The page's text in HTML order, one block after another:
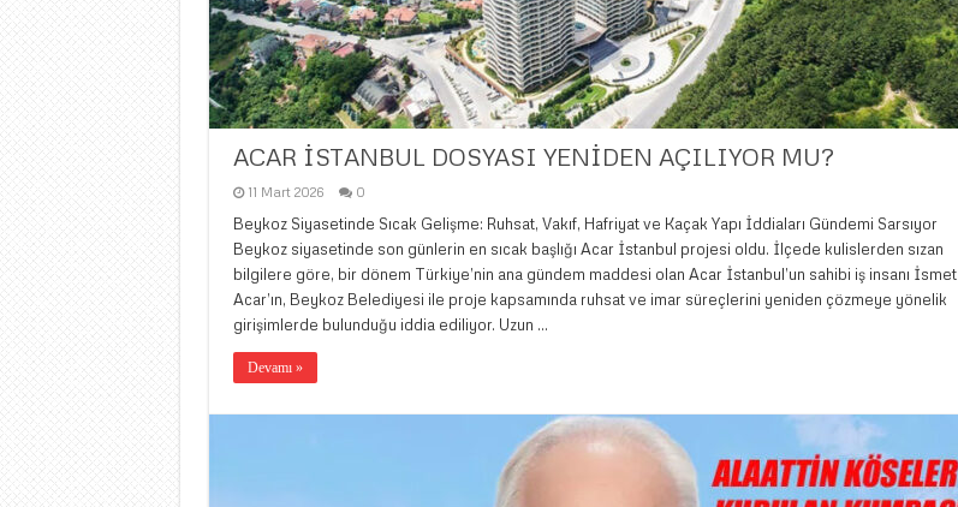
ACAR İSTANBUL DOSYASI YENİDEN AÇILIYOR MU?
11 Mart 2026 0
Beykoz Siyasetinde Sıcak Gelişme: Ruhsat, Vakıf, Hafriyat ve Kaçak Yapı İddiaları Gündemi Sarsıyor
Beykoz siyasetinde son günlerin en sıcak başlığı Acar İstanbul projesi oldu. İlçede kulislerden sızan
bilgilere göre, bir dönem Türkiye’nin ana gündem maddesi olan Acar İstanbul’un sahibi iş insanı İsmet
Acar’ın, Beykoz Belediyesi ile proje kapsamında ruhsat ve imar süreçlerini yeniden çözmeye yönelik
girişimlerde bulunduğu iddia ediliyor. Uzun …
Devamı »